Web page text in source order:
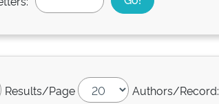
Results/Page Authors/Record: